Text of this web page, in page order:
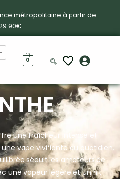
métropolitaine à partir de
0
une fraîcheur intense et
vape vivifiante au quotidien.
séduit les amateurs de
une vapeur légère et un hit